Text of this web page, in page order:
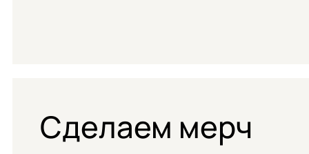
Сделаем мерч